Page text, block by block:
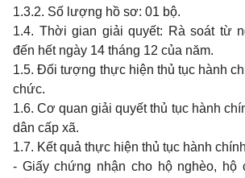
1.3.2. Số lượng hồ sơ: 01 bộ.
1.4. Thời gian giải quyết: Rà soát từ
đến hết ngày 14 tháng 12 của năm.
1.5. Đối tượng thực hiện thủ tục hành
chức.
1.6. Cơ quan giải quyết thủ tục hành
dân cấp xã.
1.7. Kết quả thực hiện thủ tục hành
- Giấy chứng nhận cho hộ nghèo, hộ